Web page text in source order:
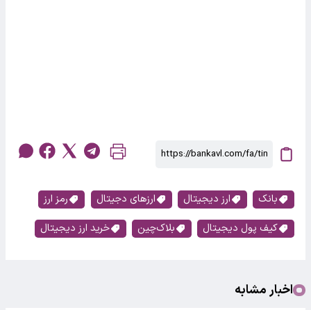
بانک ارز دیجیتال ارزهای دجیتال
رمز ارز
کیف پول دیجیتال
بلاک‌چین خرید ارز دیجیتال
اخبار مشابه